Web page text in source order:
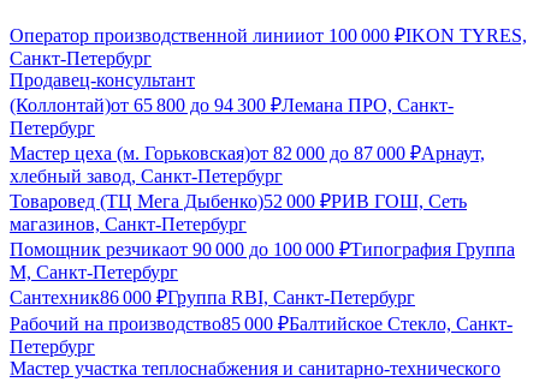
Оператор производственной линииот 100 000 ₽IKON TYRES,
Санкт-Петербург
Продавец-консультант
(Коллонтай)от 65 800 до 94 300 ₽Лемана ПРО, Санкт-
Петербург
Мастер цеха (м. Горьковская)от 82 000 до 87 000 ₽Арнаут,
хлебный завод, Санкт-Петербург
Товаровед (ТЦ Мега Дыбенко)52 000 ₽РИВ ГОШ, Сеть
магазинов, Санкт-Петербург
Помощник резчикаот 90 000 до 100 000 ₽Типография Группа
М, Санкт-Петербург
Сантехник86 000 ₽Группа RBI, Санкт-Петербург
Рабочий на производство85 000 ₽Балтийское Стекло, Санкт-
Петербург
Мастер участка теплоснабжения и санитарно-технического